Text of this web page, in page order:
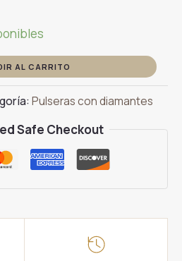
AL CARRITO
Pulseras con diamantes
Safe Checkout